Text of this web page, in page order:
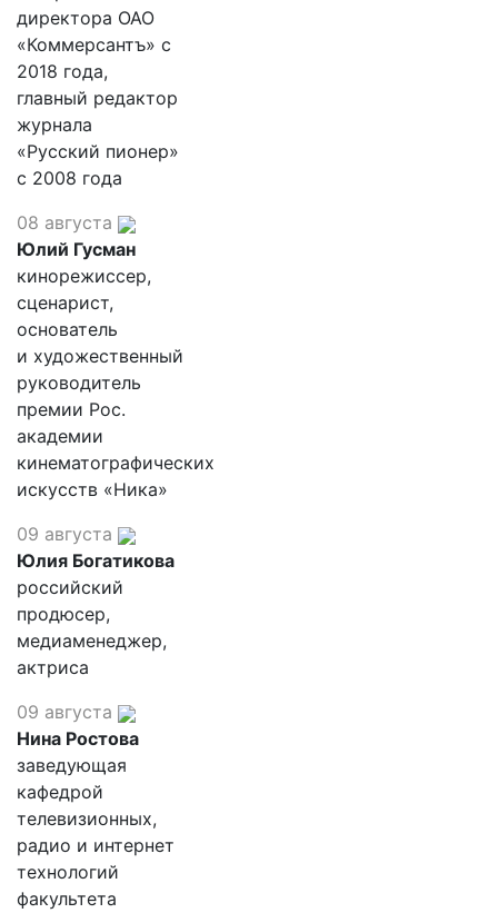
директора ОАО
«Коммерсантъ» с
2018 года,
главный редактор
журнала
«Русский пионер»
с 2008 года
08 августа
Юлий Гусман
кинорежиссер,
сценарист,
основатель
и художественный
руководитель
премии Рос.
академии
кинематографических
искусств «Ника»
09 августа
Юлия Богатикова
российский
продюсер,
медиаменеджер,
актриса
09 августа
Нина Ростова
заведующая
кафедрой
телевизионных,
радио и интернет
технологий
факультета